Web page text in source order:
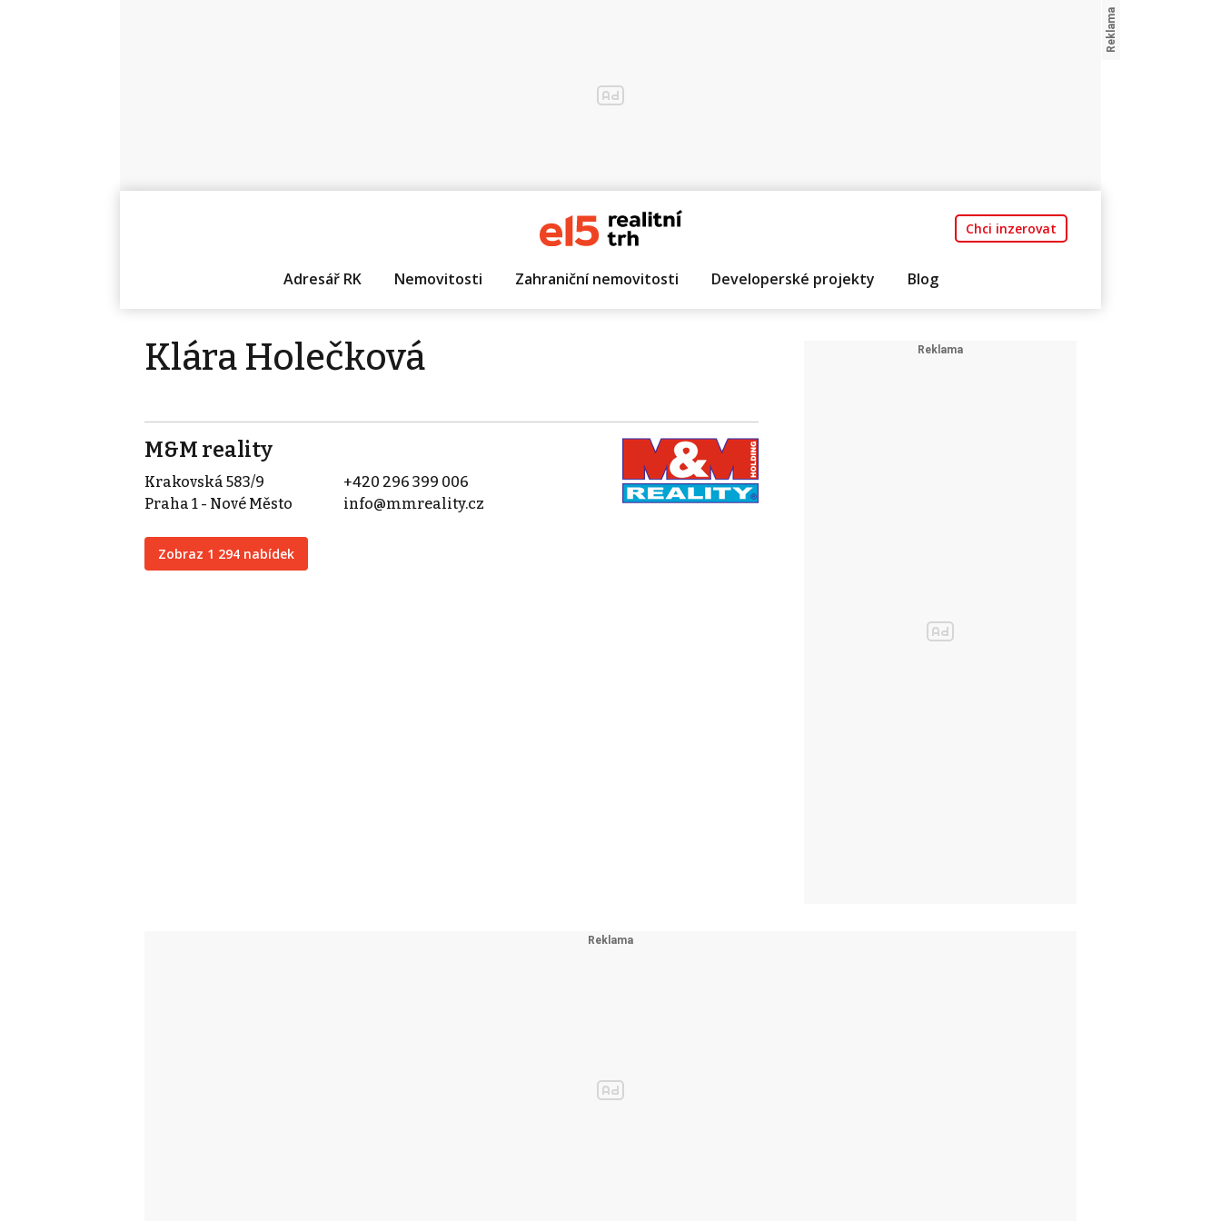
Chci inzerovat
Adresář RK Nemovitosti Zahraniční nemovitosti Developerské projekty Blog
Klára Holečková
M&M reality
Krakovská 583/9
Praha 1 - Nové Město
Zobraz 1 294 nabídek
+420 296 399 006
info@mmreality.cz